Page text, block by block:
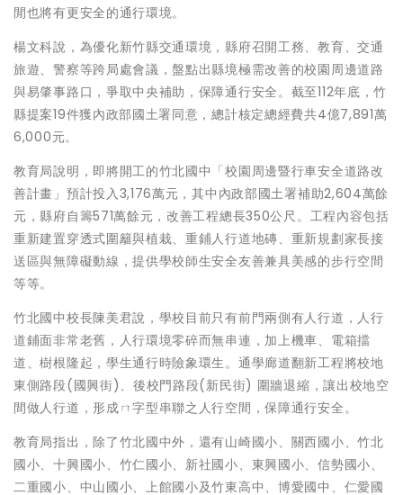
閒也將有更安全的通行環境。
楊文科說，為優化新竹縣交通環境，縣府召開工務、教育、交通
旅遊、警察等跨局處會議，盤點出縣境極需改善的校園周邊道路
與易肇事路口，爭取中央補助，保障通行安全。截至112年底，竹
縣提案19件獲內政部國土署同意，總計核定總經費共4億7,891萬
6,000元。
教育局說明，即將開工的竹北國中「校園周邊暨行車安全道路改
善計畫」預計投入3,176萬元，其中內政部國土署補助2,604萬餘
元，縣府自籌571萬餘元，改善工程總長350公尺。工程內容包括
重新建置穿透式圍籬與植栽、重鋪人行道地磚、重新規劃家長接
送區與無障礙動線，提供學校師生安全友善兼具美感的步行空間
等等。
竹北國中校長陳美君說，學校目前只有前門兩側有人行道，人行
道鋪面非常老舊，人行環境零碎而無串連，加上機車、電箱擋
道、樹根隆起，學生通行時險象環生。通學廊道翻新工程將校地
東側路段(國興街)、後校門路段(新民街) 圍牆退縮，讓出校地空
間做人行道，形成ㄇ字型串聯之人行空間，保障通行安全。
教育局指出，除了竹北國中外，還有山崎國小、關西國小、竹北
國小、十興國小、竹仁國小、新社國小、東興國小、信勢國小、
二重國小、中山國小、上館國小及竹東高中、博愛國中、仁愛國